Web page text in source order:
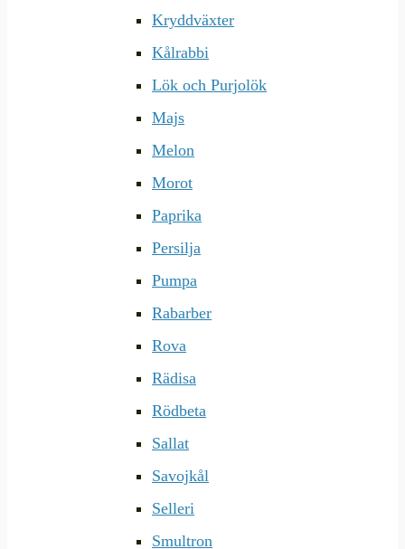
Kryddväxter
Kålrabbi
Lök och Purjolök
Majs
Melon
Morot
Paprika
Persilja
Pumpa
Rabarber
Rova
Rädisa
Rödbeta
Sallat
Savojkål
Selleri
Smultron